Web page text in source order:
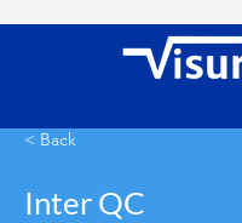
< Back
Inter QC